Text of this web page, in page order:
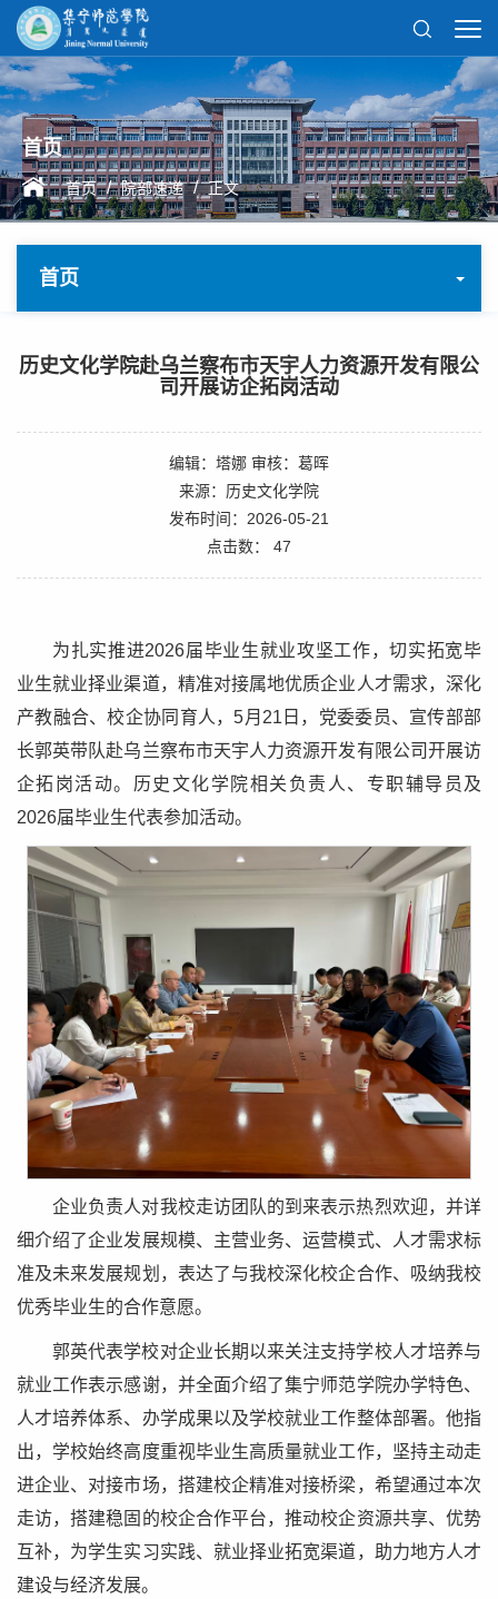
首页
首页 / 院部速递 / 正文
首页
历史文化学院赴乌兰察布市天宇人力资源开发有限公
司开展访企拓岗活动
编辑：塔娜 审核：葛晖
来源：历史文化学院
发布时间：2026-05-21
点击数： 47
为扎实推进2026届毕业生就业攻坚工作，切实拓宽毕
业生就业择业渠道，精准对接属地优质企业人才需求，深化
产教融合、校企协同育人，5月21日，党委委员、宣传部部
长郭英带队赴乌兰察布市天宇人力资源开发有限公司开展访
企拓岗活动。历史文化学院相关负责人、专职辅导员及
2026届毕业生代表参加活动。
企业负责人对我校走访团队的到来表示热烈欢迎，并详
细介绍了企业发展规模、主营业务、运营模式、人才需求标
准及未来发展规划，表达了与我校深化校企合作、吸纳我校
优秀毕业生的合作意愿。
郭英代表学校对企业长期以来关注支持学校人才培养与
就业工作表示感谢，并全面介绍了集宁师范学院办学特色、
人才培养体系、办学成果以及学校就业工作整体部署。他指
出，学校始终高度重视毕业生高质量就业工作，坚持主动走
进企业、对接市场，搭建校企精准对接桥梁，希望通过本次
走访，搭建稳固的校企合作平台，推动校企资源共享、优势
互补，为学生实习实践、就业择业拓宽渠道，助力地方人才
建设与经济发展。